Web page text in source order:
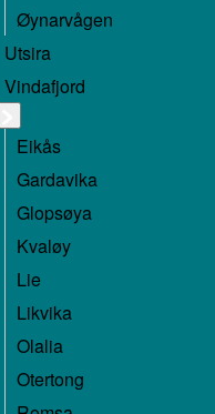
Øynarvågen
Utsira
Vindafjord
Eikås
Gardavika
Glopsøya
Kvaløy
Lie
Likvika
Olalia
Otertong